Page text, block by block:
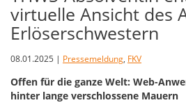
virtuelle Ansicht des
Erlöserschwestern
08.01.2025 | Pressemeldung, FKV
Offen für die ganze Welt: Web-
hinter lange verschlossene Mauern